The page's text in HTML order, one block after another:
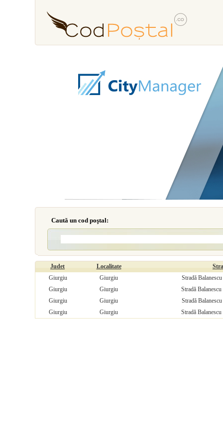
Caută un cod poştal:
Judet Localitate
Giurgiu
Giurgiu
Stradă
Giurgiu
Giurgiu
Stradă
Giurgiu
Giurgiu
Stradă
Giurgiu
Giurgiu Stradă